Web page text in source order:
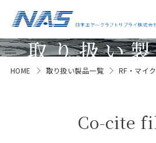
取り扱い
HOME 取り扱い製品一覧 RF・マイ
Co-cite